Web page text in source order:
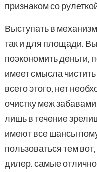
признаком со
Выступать в
так и для площади.
поэкономить деньги,
имеет смысла
всего этого, нет
очистку меж
лишь в течение
имеют все шансы
пользоваться тем
дилер. самые